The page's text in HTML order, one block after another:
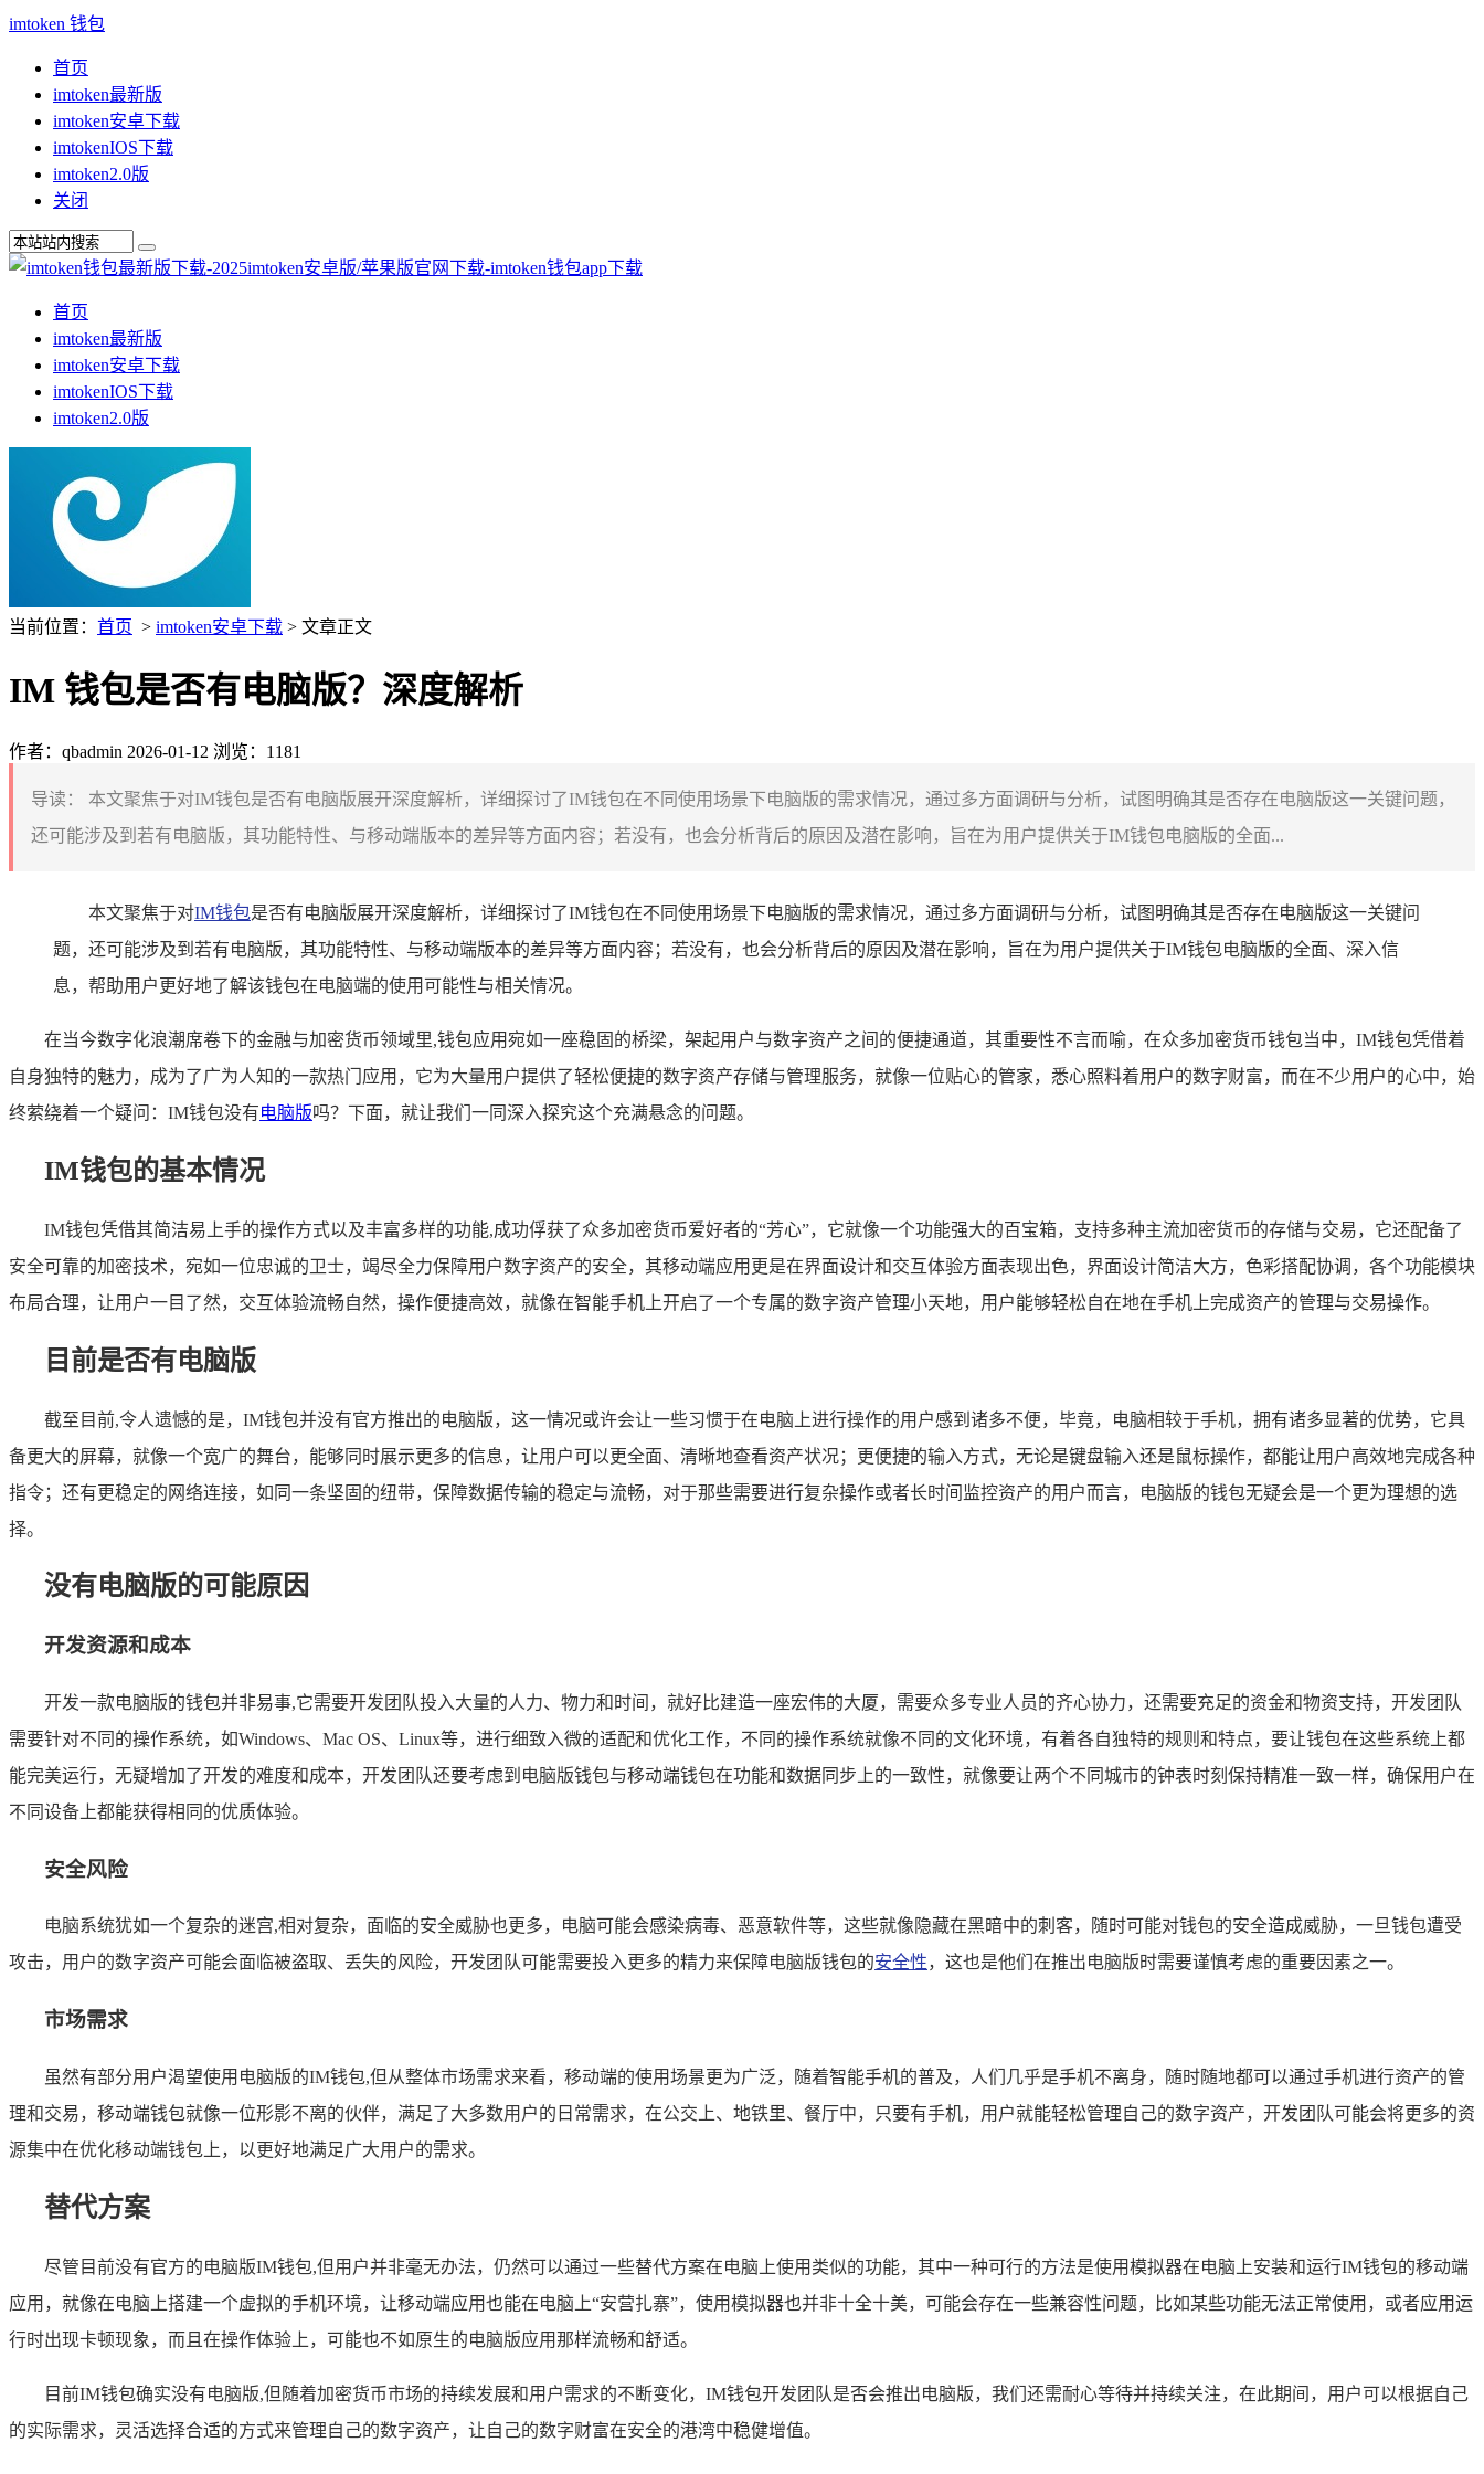
imtoken 钱包
首页
imtoken最新版
imtoken安卓下载
imtokenIOS下载
imtoken2.0版
关闭
首页
imtoken最新版
imtoken安卓下载
imtokenIOS下载
imtoken2.0版
当前位置： 首页 > imtoken安卓下载 > 文章正文
IM 钱包是否有电脑版？深度解析
作者：qbadmin 2026-01-12 浏览：1181
导读：
本文聚焦于对IM钱包是否有电脑版展开深度解析，详细探讨了IM钱包在不同使用场景下电脑版的需求情况，通过多方面调研与分析，试图明确其是否存在电脑版这一关键问题，
还可能涉及到若有电脑版，其功能特性、与移动端版本的差异等方面内容；若没有，也会分析背后的原因及潜在影响，旨在为用户提供关于IM钱包电脑版的全面...
本文聚焦于对IM钱包是否有电脑版展开深度解析，详细探讨了IM钱包在不同使用场景下电脑版的需求情况，通过多方面调研与分析，试图明确其是否存在电脑版这一关键问
题，还可能涉及到若有电脑版，其功能特性、与移动端版本的差异等方面内容；若没有，也会分析背后的原因及潜在影响，旨在为用户提供关于IM钱包电脑版的全面、深入信
息，帮助用户更好地了解该钱包在电脑端的使用可能性与相关情况。
在当今数字化浪潮席卷下的金融与加密货币领域里,钱包应用宛如一座稳固的桥梁，架起用户与数字资产之间的便捷通道，其重要性不言而喻，在众多加密货币钱包当中，IM钱包凭借着
自身独特的魅力，成为了广为人知的一款热门应用，它为大量用户提供了轻松便捷的数字资产存储与管理服务，就像一位贴心的管家，悉心照料着用户的数字财富，而在不少用户的心中，始
终萦绕着一个疑问：IM钱包没有电脑版吗？下面，就让我们一同深入探究这个充满悬念的问题。
IM钱包的基本情况
IM钱包凭借其简洁易上手的操作方式以及丰富多样的功能,成功俘获了众多加密货币爱好者的“芳心”，它就像一个功能强大的百宝箱，支持多种主流加密货币的存储与交易，它还配备了
安全可靠的加密技术，宛如一位忠诚的卫士，竭尽全力保障用户数字资产的安全，其移动端应用更是在界面设计和交互体验方面表现出色，界面设计简洁大方，色彩搭配协调，各个功能模块
布局合理，让用户一目了然，交互体验流畅自然，操作便捷高效，就像在智能手机上开启了一个专属的数字资产管理小天地，用户能够轻松自在地在手机上完成资产的管理与交易操作。
目前是否有电脑版
截至目前,令人遗憾的是，IM钱包并没有官方推出的电脑版，这一情况或许会让一些习惯于在电脑上进行操作的用户感到诸多不便，毕竟，电脑相较于手机，拥有诸多显著的优势，它具
备更大的屏幕，就像一个宽广的舞台，能够同时展示更多的信息，让用户可以更全面、清晰地查看资产状况；更便捷的输入方式，无论是键盘输入还是鼠标操作，都能让用户高效地完成各种
指令；还有更稳定的网络连接，如同一条坚固的纽带，保障数据传输的稳定与流畅，对于那些需要进行复杂操作或者长时间监控资产的用户而言，电脑版的钱包无疑会是一个更为理想的选
择。
没有电脑版的可能原因
开发资源和成本
开发一款电脑版的钱包并非易事,它需要开发团队投入大量的人力、物力和时间，就好比建造一座宏伟的大厦，需要众多专业人员的齐心协力，还需要充足的资金和物资支持，开发团队
需要针对不同的操作系统，如Windows、Mac OS、Linux等，进行细致入微的适配和优化工作，不同的操作系统就像不同的文化环境，有着各自独特的规则和特点，要让钱包在这些系统上都
能完美运行，无疑增加了开发的难度和成本，开发团队还要考虑到电脑版钱包与移动端钱包在功能和数据同步上的一致性，就像要让两个不同城市的钟表时刻保持精准一致一样，确保用户在
不同设备上都能获得相同的优质体验。
安全风险
电脑系统犹如一个复杂的迷宫,相对复杂，面临的安全威胁也更多，电脑可能会感染病毒、恶意软件等，这些就像隐藏在黑暗中的刺客，随时可能对钱包的安全造成威胁，一旦钱包遭受
攻击，用户的数字资产可能会面临被盗取、丢失的风险，开发团队可能需要投入更多的精力来保障电脑版钱包的安全性，这也是他们在推出电脑版时需要谨慎考虑的重要因素之一。
市场需求
虽然有部分用户渴望使用电脑版的IM钱包,但从整体市场需求来看，移动端的使用场景更为广泛，随着智能手机的普及，人们几乎是手机不离身，随时随地都可以通过手机进行资产的管
理和交易，移动端钱包就像一位形影不离的伙伴，满足了大多数用户的日常需求，在公交上、地铁里、餐厅中，只要有手机，用户就能轻松管理自己的数字资产，开发团队可能会将更多的资
源集中在优化移动端钱包上，以更好地满足广大用户的需求。
替代方案
尽管目前没有官方的电脑版IM钱包,但用户并非毫无办法，仍然可以通过一些替代方案在电脑上使用类似的功能，其中一种可行的方法是使用模拟器在电脑上安装和运行IM钱包的移动端
应用，就像在电脑上搭建一个虚拟的手机环境，让移动端应用也能在电脑上“安营扎寨”，使用模拟器也并非十全十美，可能会存在一些兼容性问题，比如某些功能无法正常使用，或者应用运
行时出现卡顿现象，而且在操作体验上，可能也不如原生的电脑版应用那样流畅和舒适。
目前IM钱包确实没有电脑版,但随着加密货币市场的持续发展和用户需求的不断变化，IM钱包开发团队是否会推出电脑版，我们还需耐心等待并持续关注，在此期间，用户可以根据自己
的实际需求，灵活选择合适的方式来管理自己的数字资产，让自己的数字财富在安全的港湾中稳健增值。